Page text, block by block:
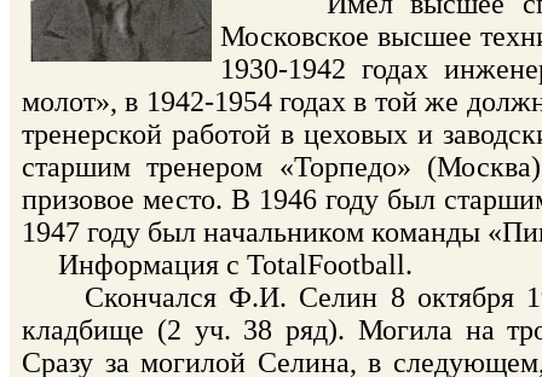
Московское высшее
1930-1942 годах
молот», в 1942-1954 годах в той же
тренерской работой в цеховых и
старшим тренером «Торпедо»
призовое место. В 1946 году был
1947 году был начальником команды
Информация с TotalFootball.
Скончался Ф.И. Селин 8 октября
кладбище (2 уч. 38 ряд). Могила на
Сразу за могилой Селина, в